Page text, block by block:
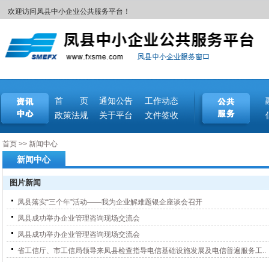
欢迎访问凤县中小企业公共服务平台！
首 页 通知公告 工作动态
政策法规
关于平台 文件签收
首页>> 新闻中心
新闻中心
图片新闻
凤县落实“三个年”活动——我为企业解难题银企座谈会召开
凤县成功举办企业管理咨询现场交流会
凤县成功举办企业管理咨询现场交流会
省工信厅、市工信局领导来凤县检查指导电信基础设施发展及电信普遍服务工..